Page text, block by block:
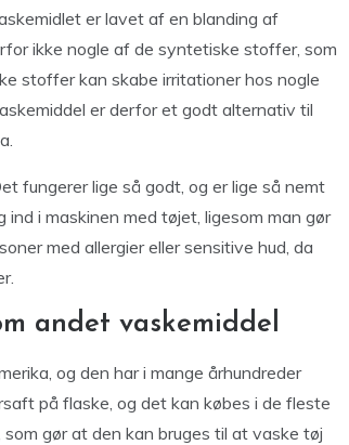
er lavet af en blanding af
ikke nogle af de syntetiske stoffer, som
stoffer kan skabe irritationer hos nogle
er derfor et godt alternativ til
fungerer lige så godt, og er lige så nemt
i maskinen med tøjet, ligesom man gør
med allergier eller sensitive hud, da
andet vaskemiddel
og den har i mange århundreder
på flaske, og det kan købes i de fleste
gør at den kan bruges til at vaske tøj